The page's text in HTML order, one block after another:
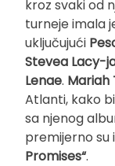
kroz svaki od
turneje imala
uključujući
Stevea Lacy-
Lenae. Mariah
Atlanti, kako
sa njenog
premijerno su
Promises“.